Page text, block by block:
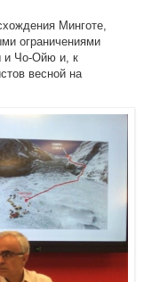
Минготе,
ограничениями
и Чо-Ойю и, к
весной на